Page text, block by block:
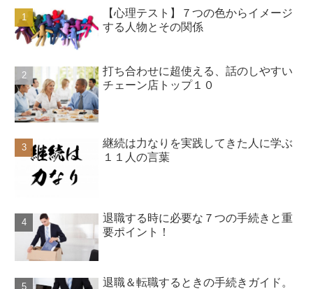
【心理テスト】７つの色からイメージ
する人物とその関係
打ち合わせに超使える、話のしやすい
チェーン店トップ１０
継続は力なりを実践してきた人に学ぶ
１１人の言葉
退職する時に必要な７つの手続きと重
要ポイント！
退職＆転職するときの手続きガイド。